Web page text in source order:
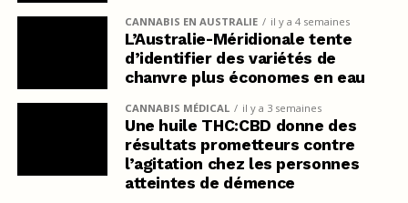
CANNABIS EN AUSTRALIE il y a 4 semaines
L’Australie-Méridionale tente
d’identifier des variétés de
chanvre plus économes en eau
CANNABIS MÉDICAL il y a 3 semaines
Une huile THC:CBD donne des
résultats prometteurs contre
l’agitation chez les personnes
atteintes de démence